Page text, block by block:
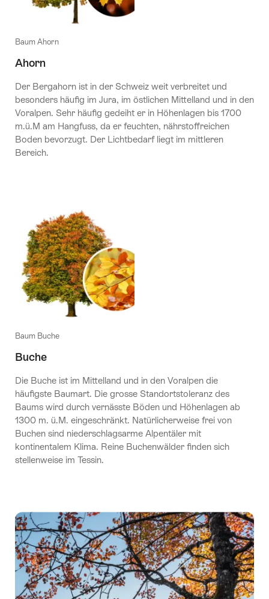
Ahorn
Der Bergahorn ist in der Schweiz weit verbreitet und
besonders häufig im Jura, im östlichen Mittelland und in den
Voralpen. Sehr häufig gedeiht er in Höhenlagen bis 1700
m.ü.M am Hangfuss, da er feuchten, nährstoffreichen
Boden bevorzugt. Der Lichtbedarf liegt im mittleren
Bereich.
Baum Ahorn
Buche
Die Buche ist im Mittelland und in den Voralpen die
häufigste Baumart. Die grosse Standortstoleranz des
Baums wird durch vernässte Böden und Höhenlagen ab
1300 m. ü.M. eingeschränkt. Natürlicherweise frei von
Buchen sind niederschlagsarme Alpentäler mit
kontinentalem Klima. Reine Buchenwälder finden sich
stellenweise im Tessin.
Baum Buche